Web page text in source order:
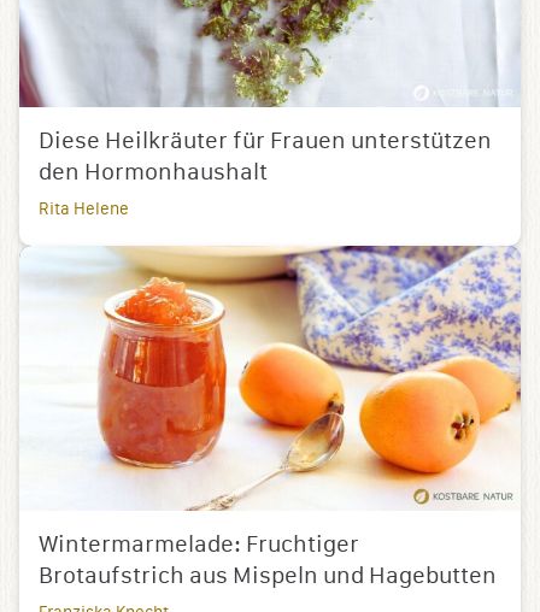
Diese Heilkräuter für Frauen unterstützen
den Hormonhaushalt
Rita Helene
Wintermarmelade: Fruchtiger
Brotaufstrich aus Mispeln und Hagebutten